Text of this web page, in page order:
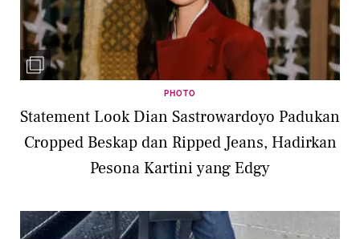
PHOTO
Statement Look Dian Sastrowardoyo Padukan
Cropped Beskap dan Ripped Jeans, Hadirkan
Pesona Kartini yang Edgy